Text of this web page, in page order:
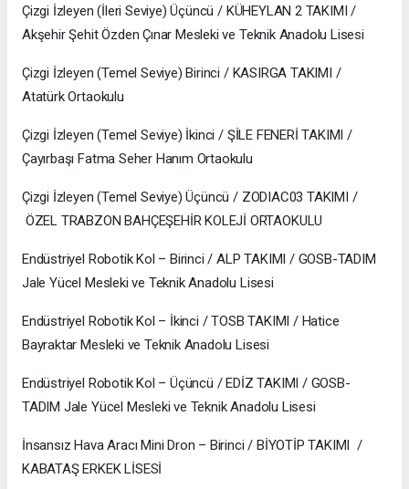
Çizgi İzleyen (İleri Seviye) Üçüncü / KÜHEYLAN 2 TAKIMI /
Akşehir Şehit Özden Çınar Mesleki ve Teknik Anadolu Lisesi
Çizgi İzleyen (Temel Seviye) Birinci / KASIRGA TAKIMI /
Atatürk Ortaokulu
Çizgi İzleyen (Temel Seviye) İkinci / ŞİLE FENERİ TAKIMI /
Çayırbaşı Fatma Seher Hanım Ortaokulu
Çizgi İzleyen (Temel Seviye) Üçüncü / ZODIAC03 TAKIMI /
ÖZEL TRABZON BAHÇEŞEHİR KOLEJİ ORTAOKULU
Endüstriyel Robotik Kol – Birinci / ALP TAKIMI / GOSB-TADIM
Jale Yücel Mesleki ve Teknik Anadolu Lisesi
Endüstriyel Robotik Kol – İkinci / TOSB TAKIMI / Hatice
Bayraktar Mesleki ve Teknik Anadolu Lisesi
Endüstriyel Robotik Kol – Üçüncü / EDİZ TAKIMI / GOSB-
TADIM Jale Yücel Mesleki ve Teknik Anadolu Lisesi
İnsansız Hava Aracı Mini Dron – Birinci / BİYOTİP TAKIMI /
KABATAŞ ERKEK LİSESİ